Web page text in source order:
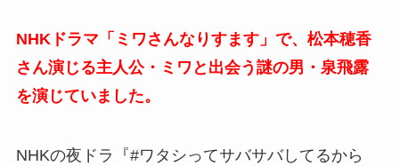
NHKドラマ「ミワさんなりすます」で、松本穂香
さん演じる主人公・ミワと出会う謎の男・泉飛露
を演じていました。
NHKの夜ドラ『#ワタシってサバサバしてるから